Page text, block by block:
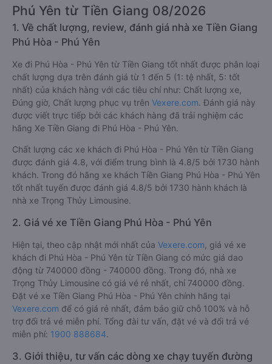
Phú Yên từ Tiền Giang 08/2026
1. Về chất lượng, review, đánh giá nhà xe Tiền Giang
Phú Hòa - Phú Yên
Xe đi Phú Hòa - Phú Yên từ Tiền Giang tốt nhất được phân loại
chất lượng dựa trên đánh giá từ 1 đến 5 (1: tệ nhất, 5: tốt
nhất) của khách hàng với các tiêu chí như: Chất lượng xe,
Đúng giờ, Chất lượng phục vụ trên Vexere.com. Đánh giá này
được viết trực tiếp bởi các khách hàng đã trải nghiệm các
hãng Xe Tiền Giang đi Phú Hòa - Phú Yên.
Chất lượng các xe khách đi Phú Hòa - Phú Yên từ Tiền Giang
được đánh giá 4.8, với điểm trung bình là 4.8/5 bởi 1730 hành
khách. Trong đó hãng xe khách Tiền Giang Phú Hòa - Phú Yên
tốt nhất tuyến được đánh giá 4.8/5 bởi 1730 hành khách là
nhà xe Trọng Thủy Limousine.
2. Giá vé xe Tiền Giang Phú Hòa - Phú Yên
Hiện tại, theo cập nhật mới nhất của Vexere.com , giá vé xe
khách đi Phú Hòa - Phú Yên từ Tiền Giang có mức giá dao
động từ 740000 đồng - 740000 đồng. Trong đó, nhà xe
Trọng Thủy Limousine có giá vé rẻ nhất, chỉ 740000 đồng.
Đặt vé xe Tiền Giang Phú Hòa - Phú Yên chính hãng tại
Vexere.com để có giá rẻ nhất, đảm bảo giữ chỗ 100% và hỗ
trợ đổi trả vé miễn phí. Tổng đài tư vấn, đặt vé và đổi trả vé
miễn phí: 1900 888684.
3. Giới thiệu, tư vấn các dòng xe chạy tuyến đường